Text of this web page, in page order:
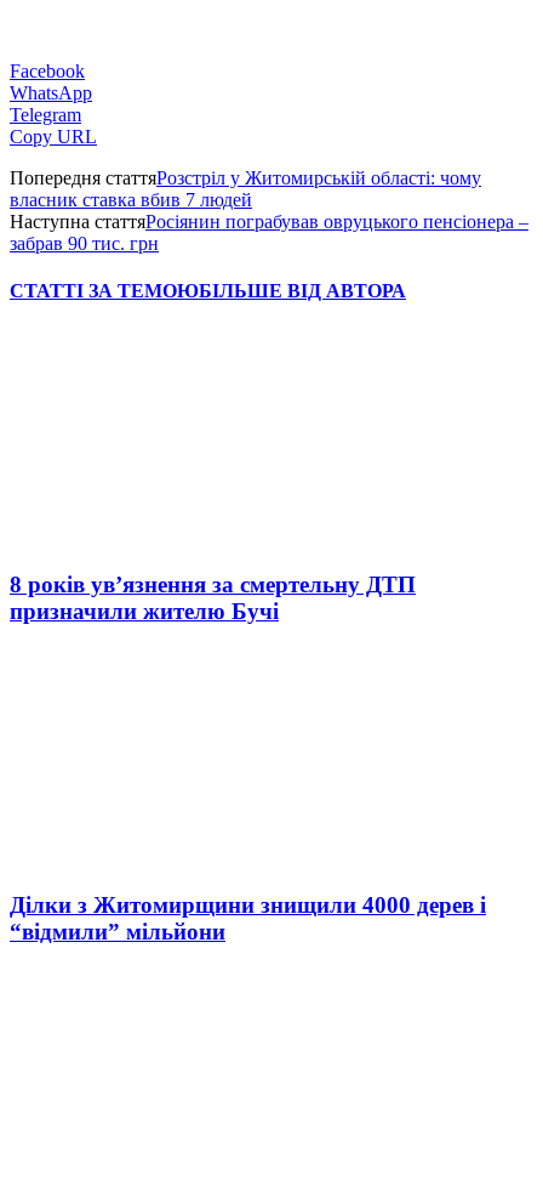
Facebook
WhatsApp
Telegram
Copy URL
Попередня статтяРозстріл у Житомирській області: чому
власник ставка вбив 7 людей
Наступна статтяРосіянин пограбував овруцького пенсіонера –
забрав 90 тис. грн
СТАТТІ ЗА ТЕМОЮБІЛЬШЕ ВІД АВТОРА
8 років ув’язнення за смертельну ДТП
призначили жителю Бучі
Ділки з Житомирщини знищили 4000 дерев і
“відмили” мільйони